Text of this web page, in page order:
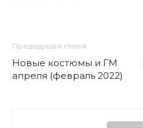
Предыдущая статья
Новые костюмы и ГМ
апреля (февраль 2022)